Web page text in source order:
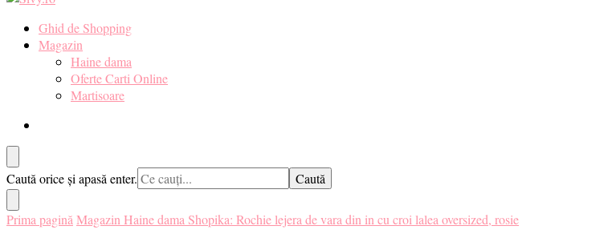
Sivy.ro ❤️
Sivy.ro este un sursa de inspiratie si un ghid de cumparare online pentru tine. ❤️
Ghid de Shopping
Magazin
Haine dama
Oferte Carti Online
Martisoare
Cauți
ceva?
Caută orice și apasă enter.
Prima pagină Magazin Haine dama Shopika: Rochie lejera de vara din in cu croi lalea oversized, rosie